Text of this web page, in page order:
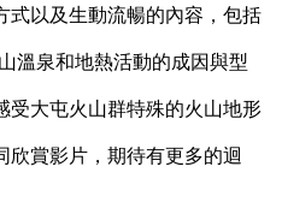
式以及生動流暢的內容，包括
溫泉和地熱活動的成因與型
受大屯火山群特殊的火山地形
欣賞影片，期待有更多的迴